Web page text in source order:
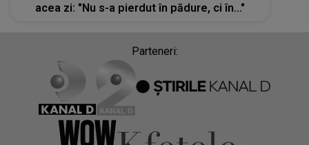
acea zi: "Nu s-a pierdut în pădure, ci în..."
Parteneri: